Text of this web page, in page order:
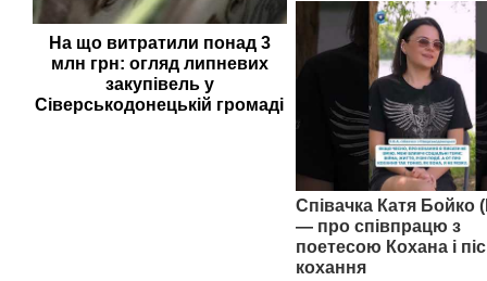
На що витратили понад 3
млн грн: огляд липневих
закупівель у
Сіверськодонецькій громаді
Співачка Катя Бойко
— про співпрацю з
поетесою Кохана і
кохання